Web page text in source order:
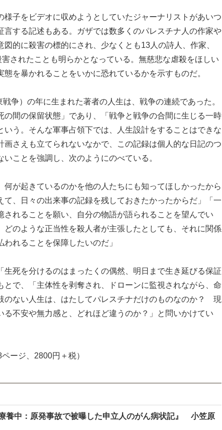
子をビデオに収めようとしていたジャーナリストがあいつ
言する記述もある。ガザでは数多くのパレスチナ人の作家や
的に殺害の標的にされ、少なくとも13人の詩人、作家、
されたことも明らかとなっている。無慈悲な虐殺をほしい
態を暴かれることをいかに恐れているかを示すものだ。
争）の年に生まれた著者の人生は、戦争の連続であった。
の間の保留状態」であり、「戦争と戦争の合間に生じる一時
いう。そんな軍事占領下では、人生設計をすることはできな
画さえも立てられないなかで、この記録は個人的な日記のつ
ことを強調し、次のようにのべている。
が起きているのかを他の人たちにも知ってほしかったから
て、日々の出来事の記録を残しておきたかったからだ」「一
されることを願い、自分の物語が語られることを望んでい
どのような正当性を殺人者が主張したとしても、それに関係
れることを保障したいのだ」
死を分けるのはまったくの偶然、明日まで生き延びる保証
とで、「主体性を剥奪され、ドローンに監視されながら、命
のない人生は、はたしてパレスチナだけのものなのか？ 現
る不安や無力感と、どれほど違うのか？」と問いかけてい
ージ、2800円＋税）
療養中：原発事故で被曝した申立人のがん病状記』 小笠原